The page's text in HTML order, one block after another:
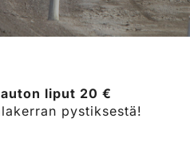
liput 20 €
pystiksestä!